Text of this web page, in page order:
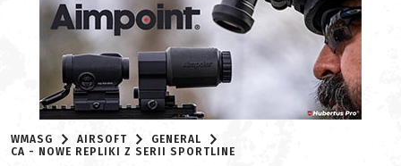
WMASG AIRSOFT
GENERAL
CA - NOWE REPLIKI Z SERII SPORTLINE